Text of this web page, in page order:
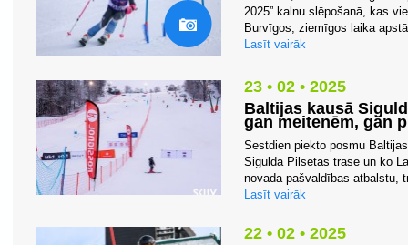
2025” kalnu slēpošanā, kas
Burvīgos, ziemīgos laika
Lasīt vairāk
23 • 02 • 2025
Baltijas kausā
gan meitenēm, gan
Sestdien piekto posmu
Siguldā Pilsētas trasē un ko
novada pašvaldības atbalstu,
Lasīt vairāk
22 • 02 • 2025